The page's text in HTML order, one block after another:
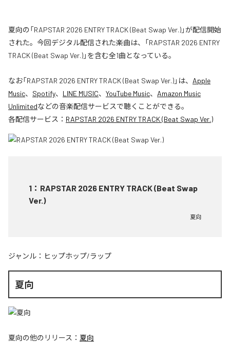
夏向の「RAPSTAR 2026 ENTRY TRACK (Beat Swap Ver.)」が配信開始
された。今回デジタル配信された楽曲は、「RAPSTAR 2026 ENTRY
TRACK (Beat Swap Ver.)」を含む全1曲となっている。
なお「RAPSTAR 2026 ENTRY TRACK (Beat Swap Ver.)」は、 Apple
Music、 Spotify、 LINE MUSIC、 YouTube Music、 Amazon Music
Unlimitedなどの音楽配信サービスで聴くことができる。
各配信サービス： RAPSTAR 2026 ENTRY TRACK (Beat Swap Ver.)
1 ： RAPSTAR 2026 ENTRY TRACK (Beat Swap
Ver.)
夏向
ジャンル： ヒップホップ/ラップ
夏向
夏向の他のリリース： 夏向